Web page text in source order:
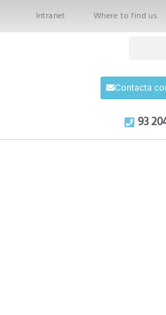
Intranet Where to find us
Contacta
93